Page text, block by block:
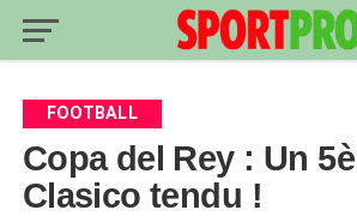
FOOTBALL
Copa del Rey : Un
Clasico tendu !